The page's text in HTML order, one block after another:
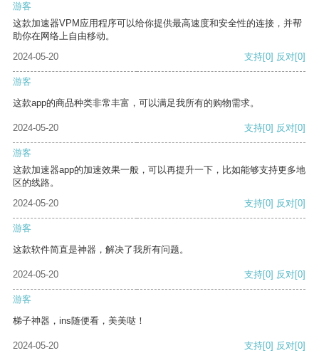
游客
这款加速器VPM应用程序可以给你提供最高速度和安全性的连接，并帮
助你在网络上自由移动。
2024-05-20
支持[0] 反对[0]
游客
这款app的商品种类非常丰富，可以满足我所有的购物需求。
2024-05-20 支持[0] 反对[0]
游客
这款加速器app的加速效果一般，可以再提升一下，比如能够支持更多地
区的线路。
2024-05-20
支持[0] 反对[0]
游客
这款软件简直是神器，解决了我所有问题。
2024-05-20 支持[0] 反对[0]
游客
梯子神器，ins随便看，美美哒！
2024-05-20 支持[0] 反对[0]